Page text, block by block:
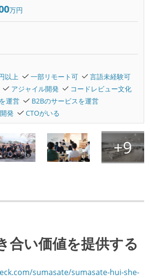
万円
以上
一部リモート可
言語未経験可
アジャイル開発
コードレビュー文化
運営
B2Bのサービスを運営
発
CTOがいる
合い価値を提供する
sumasate/sumasate-hui-she-